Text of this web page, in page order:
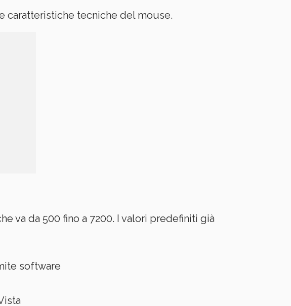
caratteristiche tecniche del mouse.
va da 500 fino a 7200. I valori predefiniti già
software